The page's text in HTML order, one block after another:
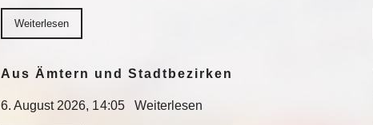
Weiterlesen
Aus Ämtern und Stadtbezirken
6. August 2026, 14:05 Weiterlesen